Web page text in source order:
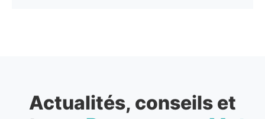
Actualités, conseils et